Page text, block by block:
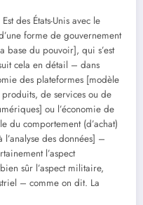
des États-Unis avec le
forme de gouvernement
base du pouvoir], qui s’est
cela en détail – dans
des plateformes [modèle
de services ou de
ou l’économie de
du comportement (d’achat)
des données] –
l’aspect
sûr l’aspect militaire,
– comme on dit. La